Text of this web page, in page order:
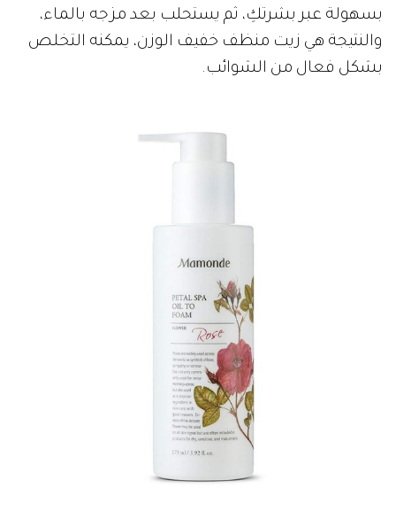
بسهولة عبر بشرتكِ، ثم يستحلب بعد مزجه بالماء،
والنتيجة هي زيت منظف خفيف الوزن، يمكنه التخلص
بشكل فعال من الشوائب.